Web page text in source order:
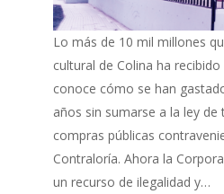
Lo más de 10 mil millones
cultural de Colina ha
conoce cómo se han
años sin sumarse a la ley de
compras públicas
Contraloría. Ahora la
un recurso de ilegalidad y…